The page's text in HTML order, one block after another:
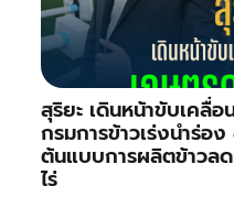
สุริยะ เดินหน้าขับเคลื่
กรมการข้าวเร่งนำร่อ
ต้นแบบการผลิตข้าวล
ไร่